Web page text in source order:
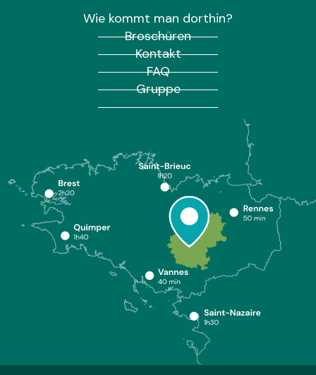
Wie kommt man dorthin?
Broschüren
Kontakt
FAQ
Gruppe